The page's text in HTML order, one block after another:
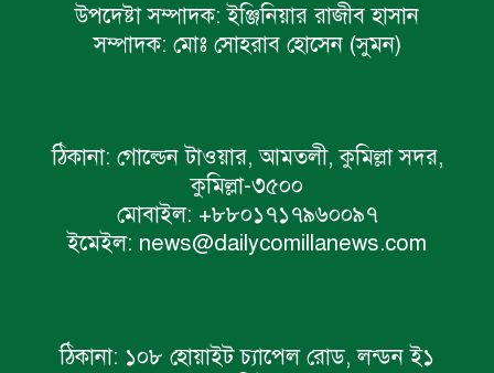
উপদেষ্টা সম্পাদক: ইঞ্জিনিয়ার রাজীব হাসান
সম্পাদক: মোঃ সোহরাব হোসেন (সুমন)
ঠিকানা: গোল্ডেন টাওয়ার, আমতলী, কুমিল্লা সদর,
কুমিল্লা-৩৫০০
মোবাইল: +৮৮০১৭১৭৯৬০০৯৭
ইমেইল: news@dailycomillanews.com
ঠিকানা: ১০৮ হোয়াইট চ্যাপেল রোড, লন্ডন ই১